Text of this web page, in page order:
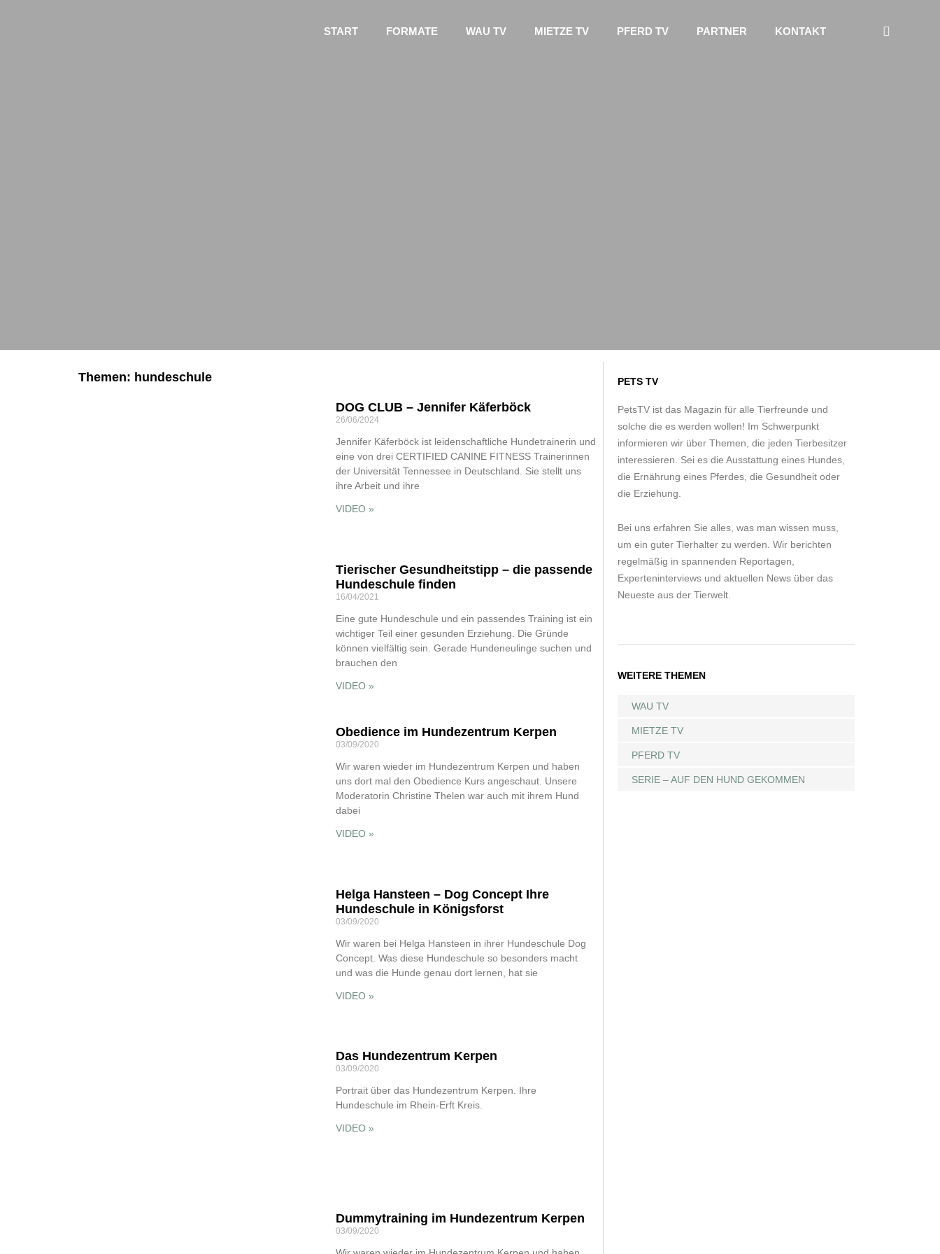
START FORMATE WAU TV MIETZE TV PFERD TV PARTNER KONTAKT
Themen: hundeschule
DOG CLUB – Jennifer Käferböck
26/06/2024
Jennifer Käferböck ist leidenschaftliche Hundetrainerin und
eine von drei CERTIFIED CANINE FITNESS Trainerinnen
der Universität Tennessee in Deutschland. Sie stellt uns
ihre Arbeit und ihre
VIDEO »
Tierischer Gesundheitstipp – die passende
Hundeschule finden
16/04/2021
Eine gute Hundeschule und ein passendes Training ist ein
wichtiger Teil einer gesunden Erziehung. Die Gründe
können vielfältig sein. Gerade Hundeneulinge suchen und
brauchen den
VIDEO »
Obedience im Hundezentrum Kerpen
03/09/2020
Wir waren wieder im Hundezentrum Kerpen und haben
uns dort mal den Obedience Kurs angeschaut. Unsere
Moderatorin Christine Thelen war auch mit ihrem Hund
dabei
VIDEO »
Helga Hansteen – Dog Concept Ihre
Hundeschule in Königsforst
03/09/2020
Wir waren bei Helga Hansteen in ihrer Hundeschule Dog
Concept. Was diese Hundeschule so besonders macht
und was die Hunde genau dort lernen, hat sie
VIDEO »
Das Hundezentrum Kerpen
03/09/2020
Portrait über das Hundezentrum Kerpen. Ihre
Hundeschule im Rhein-Erft Kreis.
VIDEO »
Dummytraining im Hundezentrum Kerpen
03/09/2020
PETS TV
PetsTV ist das Magazin für alle Tierfreunde und
solche die es werden wollen! Im Schwerpunkt
informieren wir über Themen, die jeden Tierbesitzer
interessieren. Sei es die Ausstattung eines Hundes,
die Ernährung eines Pferdes, die Gesundheit oder
die Erziehung.
Bei uns erfahren Sie alles, was man wissen muss,
um ein guter Tierhalter zu werden. Wir berichten
regelmäßig in spannenden Reportagen,
Experteninterviews und aktuellen News über das
Neueste aus der Tierwelt.
WEITERE THEMEN
WAU TV
MIETZE TV
PFERD TV
SERIE – AUF DEN HUND GEKOMMEN